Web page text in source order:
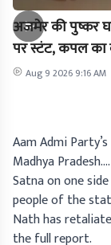
अजमेर की पुष्कर
पर स्टंट, कपल का
Aug 9 2026 9:16 AM
Aam Admi
Madhya
Satna on one
people of the
Nath has
the full report.